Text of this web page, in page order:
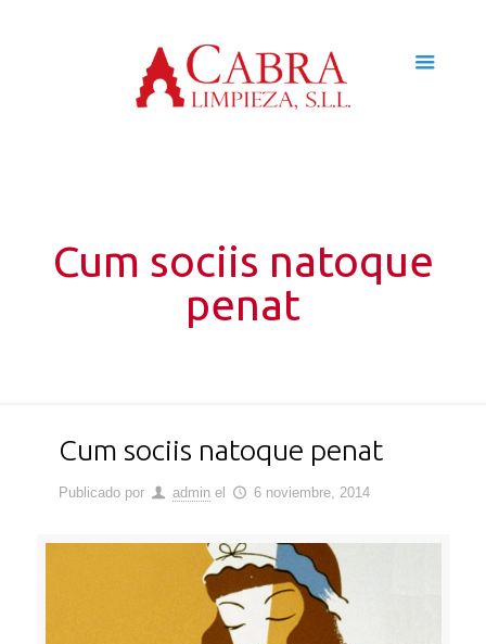
Cum sociis natoque
penat
Cum sociis natoque penat
Publicado por admin el 6 noviembre, 2014